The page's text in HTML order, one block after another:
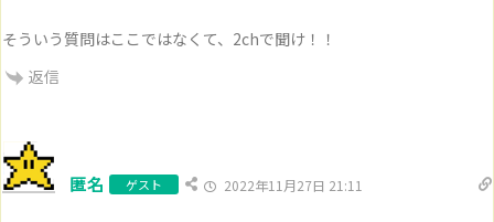
そういう質問はここではなくて、2chで聞け！！
返信
匿名 ゲスト 2022年11月27日 21:11